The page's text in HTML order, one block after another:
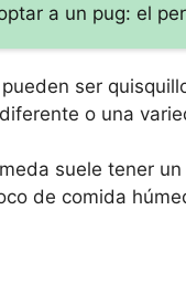
a un pug: el
ser
o una
suele tener
de comida